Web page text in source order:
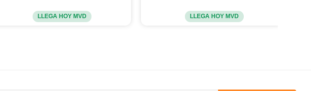
LLEGA HOY MVD LLEGA HOY MVD